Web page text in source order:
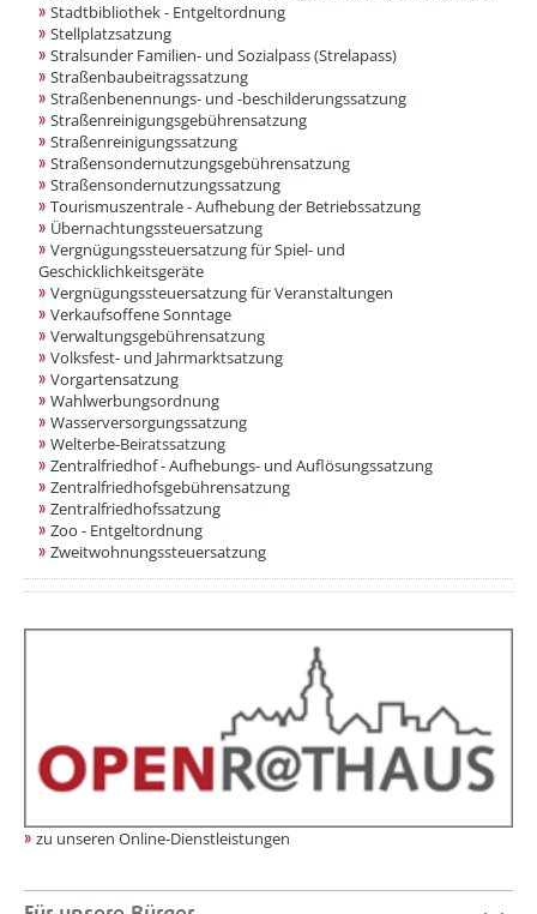
Stadtbibliothek - Entgeltordnung
Stellplatzsatzung
Stralsunder Familien- und Sozialpass (Strelapass)
Straßenbaubeitragssatzung
Straßenbenennungs- und -beschilderungssatzung
Straßenreinigungsgebührensatzung
Straßenreinigungssatzung
Straßensondernutzungsgebührensatzung
Straßensondernutzungssatzung
Tourismuszentrale - Aufhebung der Betriebssatzung
Übernachtungssteuersatzung
Vergnügungssteuersatzung für Spiel- und
Geschicklichkeitsgeräte
Vergnügungssteuersatzung für Veranstaltungen
Verkaufsoffene Sonntage
Verwaltungsgebührensatzung
Volksfest- und Jahrmarktsatzung
Vorgartensatzung
Wahlwerbungsordnung
Wasserversorgungssatzung
Welterbe-Beiratssatzung
Zentralfriedhof - Aufhebungs- und Auflösungssatzung
Zentralfriedhofsgebührensatzung
Zentralfriedhofssatzung
Zoo - Entgeltordnung
Zweitwohnungssteuersatzung
zu unseren Online-Dienstleistungen